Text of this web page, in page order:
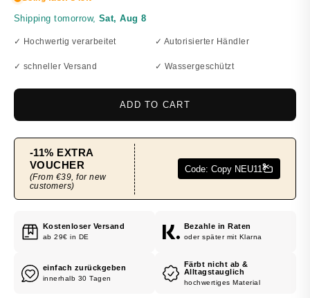
✓ Hochwertig verarbeitet ✓ Autorisierter Händler
✓ schneller Versand ✓ Wassergeschützt
ADD TO CART
Kostenloser Versand
ab 29€ in DE
Bezahle in Raten
oder später mit Klarna
einfach zurückgeben
innerhalb 30 Tagen
Färbt nicht ab &
Alltagstauglich
hochwertiges Material